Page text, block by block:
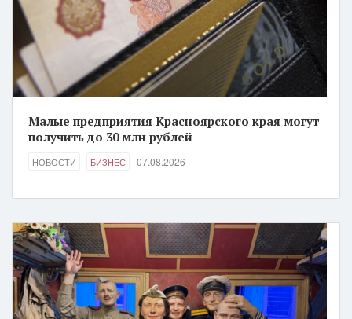
Малые предприятия Красноярского края могут
получить до 30 млн рублей
НОВОСТИ БИЗНЕС 07.08.2026